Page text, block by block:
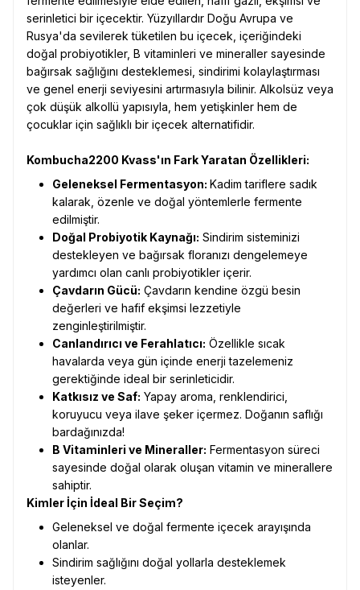
serinletici bir içecektir. Yüzyıllardır Doğu Avrupa ve
Rusya'da sevilerek tüketilen bu içecek, içeriğindeki
doğal probiyotikler, B vitaminleri ve mineraller sayesinde
bağırsak sağlığını desteklemesi, sindirimi kolaylaştırması
ve genel enerji seviyesini artırmasıyla bilinir. Alkolsüz veya
çok düşük alkollü yapısıyla, hem yetişkinler hem de
çocuklar için sağlıklı bir içecek alternatifidir.
Kombucha2200 Kvass'ın Fark Yaratan Özellikleri:
Geleneksel Fermentasyon: Kadim tariflere sadık
kalarak, özenle ve doğal yöntemlerle fermente
edilmiştir.
Doğal Probiyotik Kaynağı: Sindirim sisteminizi
destekleyen ve bağırsak floranızı dengelemeye
yardımcı olan canlı probiyotikler içerir.
Çavdarın Gücü: Çavdarın kendine özgü besin
değerleri ve hafif ekşimsi lezzetiyle
zenginleştirilmiştir.
Canlandırıcı ve Ferahlatıcı: Özellikle sıcak
havalarda veya gün içinde enerji tazelemeniz
gerektiğinde ideal bir serinleticidir.
Katkısız ve Saf: Yapay aroma, renklendirici,
koruyucu veya ilave şeker içermez. Doğanın saflığı
bardağınızda!
B Vitaminleri ve Mineraller: Fermentasyon süreci
sayesinde doğal olarak oluşan vitamin ve minerallere
sahiptir.
Kimler İçin İdeal Bir Seçim?
Geleneksel ve doğal fermente içecek arayışında
olanlar.
Sindirim sağlığını doğal yollarla desteklemek
isteyenler.